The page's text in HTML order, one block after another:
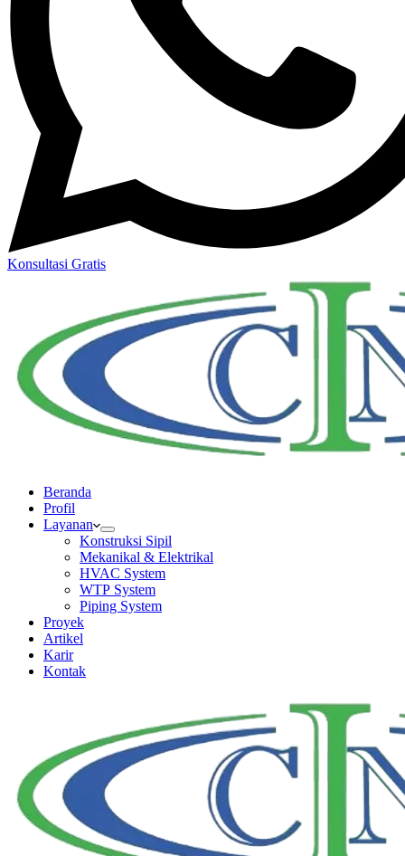
Konsultasi Gratis
Beranda
Profil
Layanan
Konstruksi Sipil
Mekanikal & Elektrikal
HVAC System
WTP System
Piping System
Proyek
Artikel
Karir
Kontak